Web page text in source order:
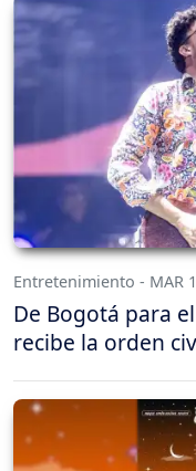
Entretenimiento - MAR
De Bogotá para
recibe la orden